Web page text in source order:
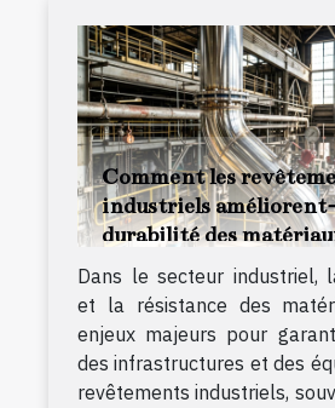
Comment les
industriels
durabilité des
Dans le secteur industriel,
et la résistance des
enjeux majeurs pour
des infrastructures et des
revêtements industriels,